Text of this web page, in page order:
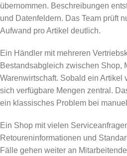
übernommen. Beschreibungen
und Datenfeldern. Das Team prüft
Aufwand pro Artikel deutlich.
Ein Händler mit mehreren
Bestandsabgleich zwischen Shop,
Warenwirtschaft. Sobald ein Artikel
sich verfügbare Mengen zentral.
ein klassisches Problem bei
Ein Shop mit vielen
Retoureninformationen und
Fälle gehen weiter an